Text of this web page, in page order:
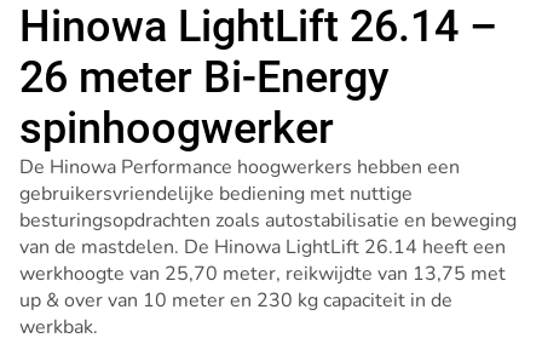
Hinowa LightLift 26.14 –
26 meter Bi-Energy
spinhoogwerker
De Hinowa Performance hoogwerkers hebben een
gebruikersvriendelijke bediening met nuttige
besturingsopdrachten zoals autostabilisatie en beweging
van de mastdelen. De Hinowa LightLift 26.14 heeft een
werkhoogte van 25,70 meter, reikwijdte van 13,75 met
up & over van 10 meter en 230 kg capaciteit in de
werkbak.